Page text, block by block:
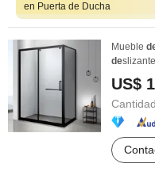
en Puerta de Ducha
Mueble
de
US$